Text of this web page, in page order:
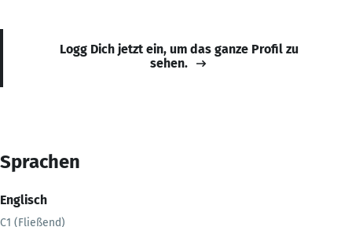
Logg Dich jetzt ein, um das ganze Profil zu
sehen.
Sprachen
Englisch
C1 (Fließend)